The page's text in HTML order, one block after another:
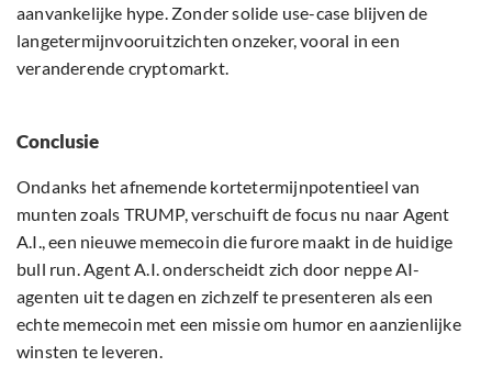
aanvankelijke hype. Zonder solide use-case blijven de
langetermijnvooruitzichten onzeker, vooral in een
veranderende cryptomarkt.
Conclusie
Ondanks het afnemende kortetermijnpotentieel van
munten zoals TRUMP, verschuift de focus nu naar Agent
A.I., een nieuwe memecoin die furore maakt in de huidige
bull run. Agent A.I. onderscheidt zich door neppe AI-
agenten uit te dagen en zichzelf te presenteren als een
echte memecoin met een missie om humor en aanzienlijke
winsten te leveren.